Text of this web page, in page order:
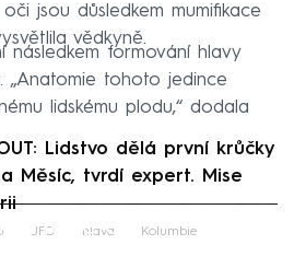
jsou důsledkem mumifikace
vědkyně.
následkem formování hlavy
„Anatomie tohoto jedince
lidskému plodu,“ dodala
Lidstvo dělá první krůčky
Měsíc, tvrdí expert. Mise
to fetch
UFO hlava Kolumbie